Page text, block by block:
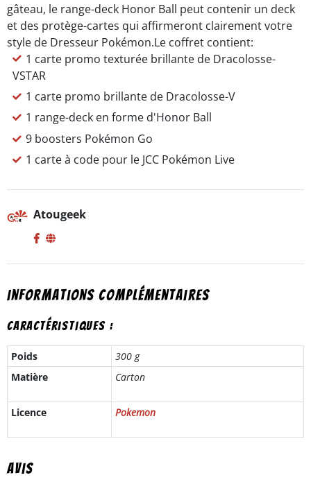
gâteau, le range-deck Honor Ball peut contenir un deck
et des protège-cartes qui affirmeront clairement votre
style de Dresseur Pokémon.Le coffret contient:
1 carte promo texturée brillante de Dracolosse-
VSTAR
1 carte promo brillante de Dracolosse-V
1 range-deck en forme d'Honor Ball
9 boosters Pokémon Go
1 carte à code pour le JCC Pokémon Live
Atougeek
Informations complémentaires
Caractéristiques :
Poids
300 g
Matière
Carton
Licence Pokemon
Avis